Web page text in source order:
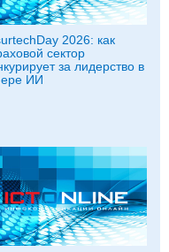
2026: как
сектор
за лидерство в
ИИ